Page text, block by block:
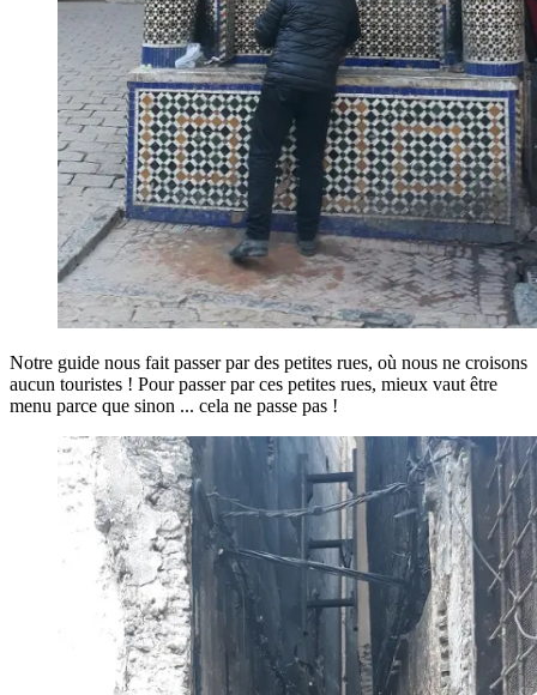
Notre guide nous fait passer par des petites rues, où nous ne croisons
aucun touristes ! Pour passer par ces petites rues, mieux vaut être
menu parce que sinon ... cela ne passe pas !